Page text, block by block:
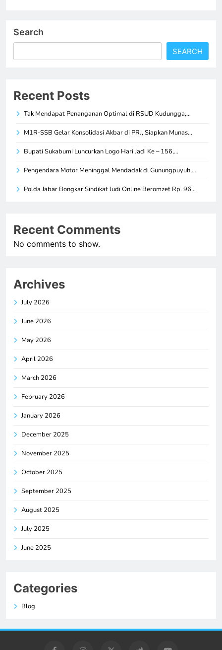
Search
SEARCH
Recent Posts
Tak Mendapat Penanganan Optimal di RSUD Kudungga,…
M1R-SSB Gelar Konsolidasi Akbar di PRJ, Siapkan Munas…
Bupati Sukabumi Luncurkan Logo Hari Jadi Ke – 156,…
Pengendara Motor Meninggal Mendadak di Gunungpuyuh,…
Polda Jabar Bongkar Sindikat Judi Online Beromzet Rp. 96…
Recent Comments
No comments to show.
Archives
July 2026
June 2026
May 2026
April 2026
March 2026
February 2026
January 2026
December 2025
November 2025
October 2025
September 2025
August 2025
July 2025
June 2025
Categories
Blog